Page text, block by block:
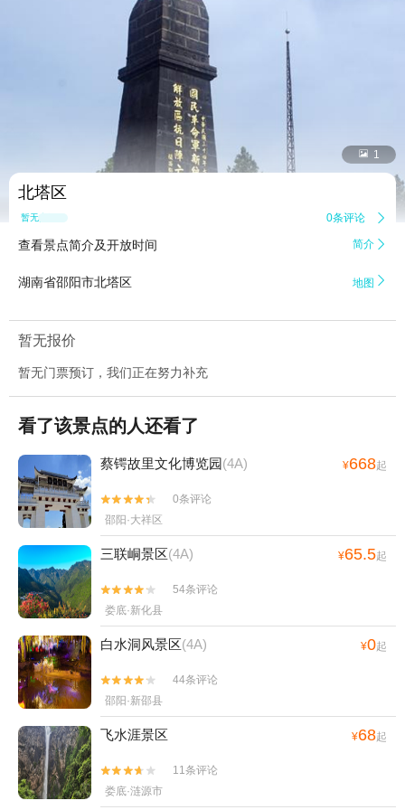
 1
北塔区
暂无点评 0条评论 
查看景点简介及开放时间 简介 
湖南省邵阳市北塔区 地图 
暂无报价
暂无门票预订，我们正在努力补充
看了该景点的人还看了
蔡锷故里文化博览园(4A) ¥668起


0条评论
邵阳·大祥区
三联峒景区(4A) ¥65.5起


54条评论
娄底·新化县
白水洞风景区(4A) ¥0起


44条评论
邵阳·新邵县
飞水涯景区 ¥68起


11条评论
娄底·涟源市